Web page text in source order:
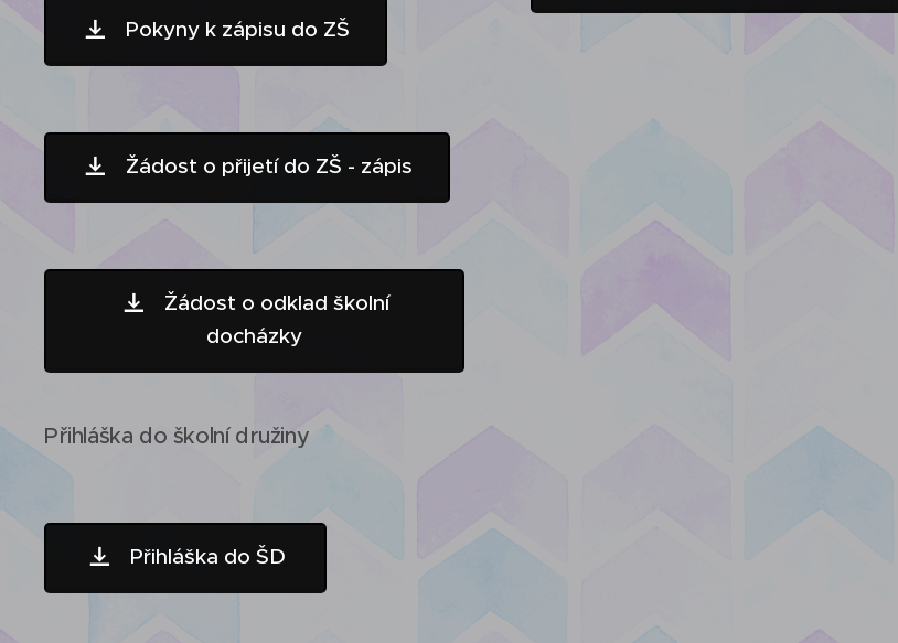
Pokyny k zápisu do ZŠ
Žádost o přijetí do ZŠ - zápis
Žádost o odklad školní
docházky
Přihláška do školní družiny
Přihláška do ŠD